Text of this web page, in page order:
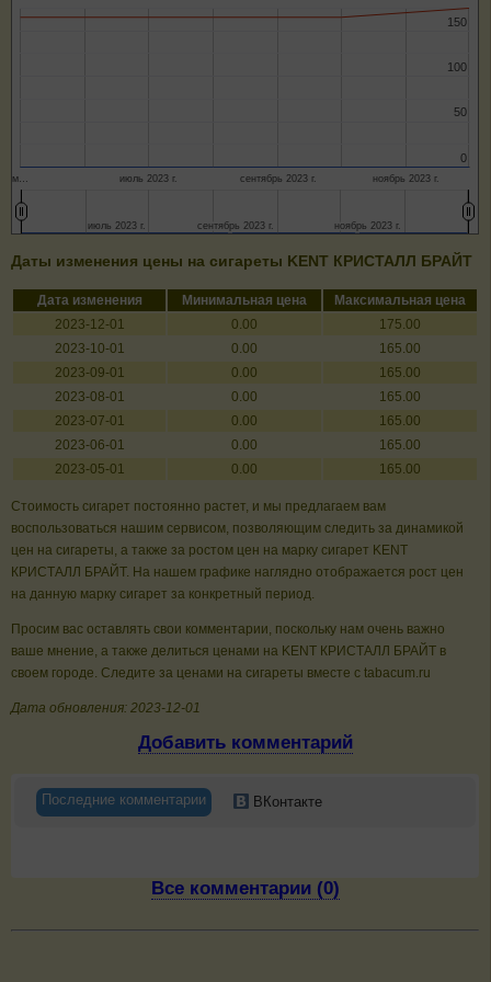
м… июль 2023 г. сентябрь 2023 г. ноябрь 2023 г.
0
0
50
50
100
100
150
150
июль 2023 г.
июль 2023 г. сентябрь 2023 г.
сентябрь 2023 г. ноябрь 2023 г.
ноябрь 2023 г.
Даты изменения цены на сигареты KENT КРИСТАЛЛ БРАЙТ
Дата изменения Минимальная цена
Максимальная цена
2023-12-01
0.00
175.00
2023-10-01
0.00
165.00
2023-09-01
0.00
165.00
2023-08-01
0.00
165.00
2023-07-01
0.00
165.00
2023-06-01
0.00
165.00
2023-05-01
0.00 165.00
Стоимость сигарет постоянно растет, и мы предлагаем вам
воспользоваться нашим сервисом, позволяющим следить за динамикой
цен на сигареты, а также за ростом цен на марку сигарет KENT
КРИСТАЛЛ БРАЙТ. На нашем графике наглядно отображается рост цен
на данную марку сигарет за конкретный период.
Просим вас оставлять свои комментарии, поскольку нам очень важно
ваше мнение, а также делиться ценами на KENT КРИСТАЛЛ БРАЙТ в
своем городе. Следите за ценами на сигареты вместе с tabacum.ru
Дата обновления: 2023-12-01
Добавить комментарий
Последние комментарии ВКонтакте
Все комментарии (0)